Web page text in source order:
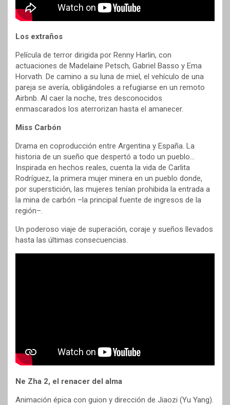
Los extraños
Película de terror dirigida por Renny Harlin, con
actuaciones de Madelaine Petsch, Gabriel Basso y Ema
Horvath. De camino a su luna de miel, el vehículo de una
pareja se avería, obligándoles a refugiarse en un remoto
Airbnb. Al caer la noche, tres desconocidos
enmascarados los aterrorizan hasta el amanecer.
Miss Carbón
Drama en coproducción entre Argentina y España. La
historia de un sueño que despertó a todo un pueblo…
Inspirada en hechos reales, cuenta la vida de Carlita
Rodríguez, la primera mujer minera en un pueblo donde,
por superstición, las mujeres tenían prohibida la entrada a
la mina de carbón –la principal fuente de ingresos de la
región–.
Un poderoso viaje de superación, coraje y sueños llevados
hasta las últimas consecuencias.
Ne Zha 2, el renacer del alma
Animación épica con guion y dirección de Jiaozi (Yu Yang).